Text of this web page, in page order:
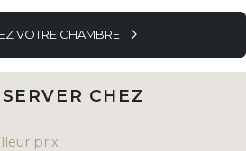
VOTRE CHAMBRE
CHEZ
prix